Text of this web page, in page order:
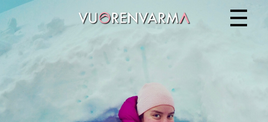
Vuorenvarma